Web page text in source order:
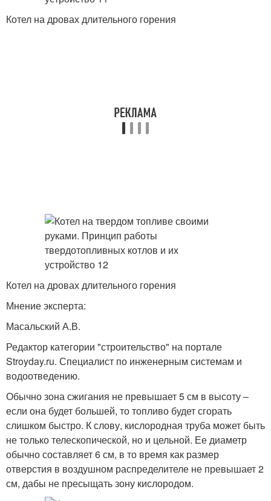
Котел на дровах длительного горения
Котел на дровах длительного горения
Мнение эксперта:
Масальский А.В.
Редактор категории "строительство" на портале
Stroyday.ru. Специалист по инженерным системам и
водоотведению.
Обычно зона сжигания не превышает 5 см в высоту –
если она будет большей, то топливо будет сгорать
слишком быстро. К слову, кислородная труба может быть
не только телескопической, но и цельной. Ее диаметр
обычно составляет 6 см, в то время как размер
отверстия в воздушном распределителе не превышает 2
см, дабы не пресыщать зону кислородом.